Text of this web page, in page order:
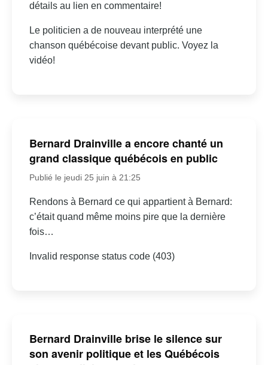
détails au lien en commentaire!
Le politicien a de nouveau interprété une
chanson québécoise devant public. Voyez la
vidéo!
Bernard Drainville a encore chanté un
grand classique québécois en public
Publié le jeudi 25 juin à 21:25
Rendons à Bernard ce qui appartient à Bernard:
c’était quand même moins pire que la dernière
fois…
Invalid response status code (403)
Bernard Drainville brise le silence sur
son avenir politique et les Québécois